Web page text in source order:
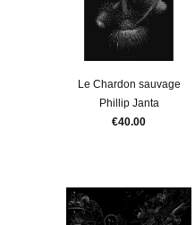
Le Chardon sauvage
Phillip Janta
€40.00